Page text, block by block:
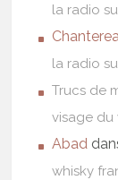
la radio
la radio
Trucs de
visage du
Abad
whisky